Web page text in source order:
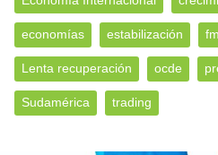
economías estabilización
Lenta recuperación ocde
Sudamérica trading